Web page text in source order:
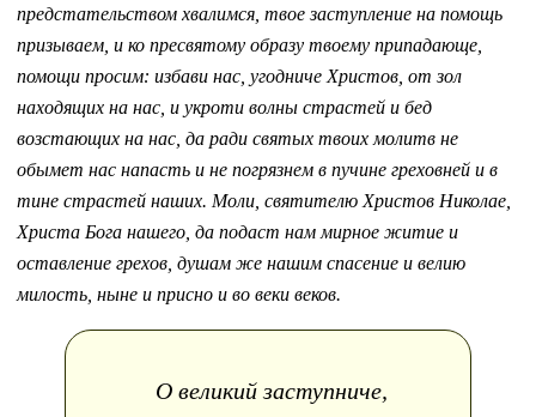
предстательством хвалимся, твое заступление на помощь
призываем, и ко пресвятому образу твоему припадающе,
помощи просим: избави нас, угодниче Христов, от зол
находящих на нас, и укроти волны страстей и бед
возстающих на нас, да ради святых твоих молитв не
обымет нас напасть и не погрязнем в пучине греховней и в
тине страстей наших. Моли, святителю Христов Николае,
Христа Бога нашего, да подаст нам мирное житие и
оставление грехов, душам же нашим спасение и велию
милость, ныне и присно и во веки веков.
О великий заступниче,